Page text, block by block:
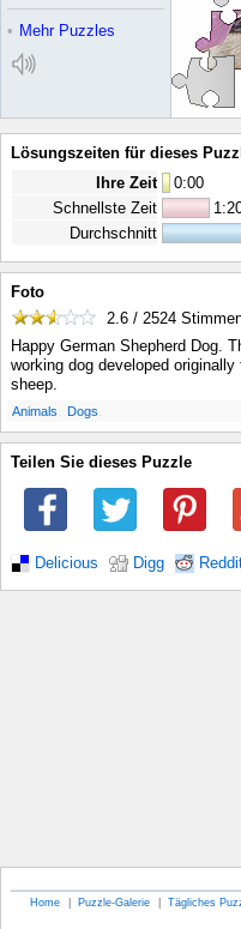
• Mehr Puzzles
Lösungszeiten für dieses
Ihre Zeit
0:00
Schnellste Zeit
Durchschnitt
Foto
2.6 / 2524
Happy German Shepherd Dog.
working dog developed
sheep.
Animals Dogs
Teilen Sie dieses Puzzle
Delicious Digg
Home | Puzzle-Galerie | Tägliches